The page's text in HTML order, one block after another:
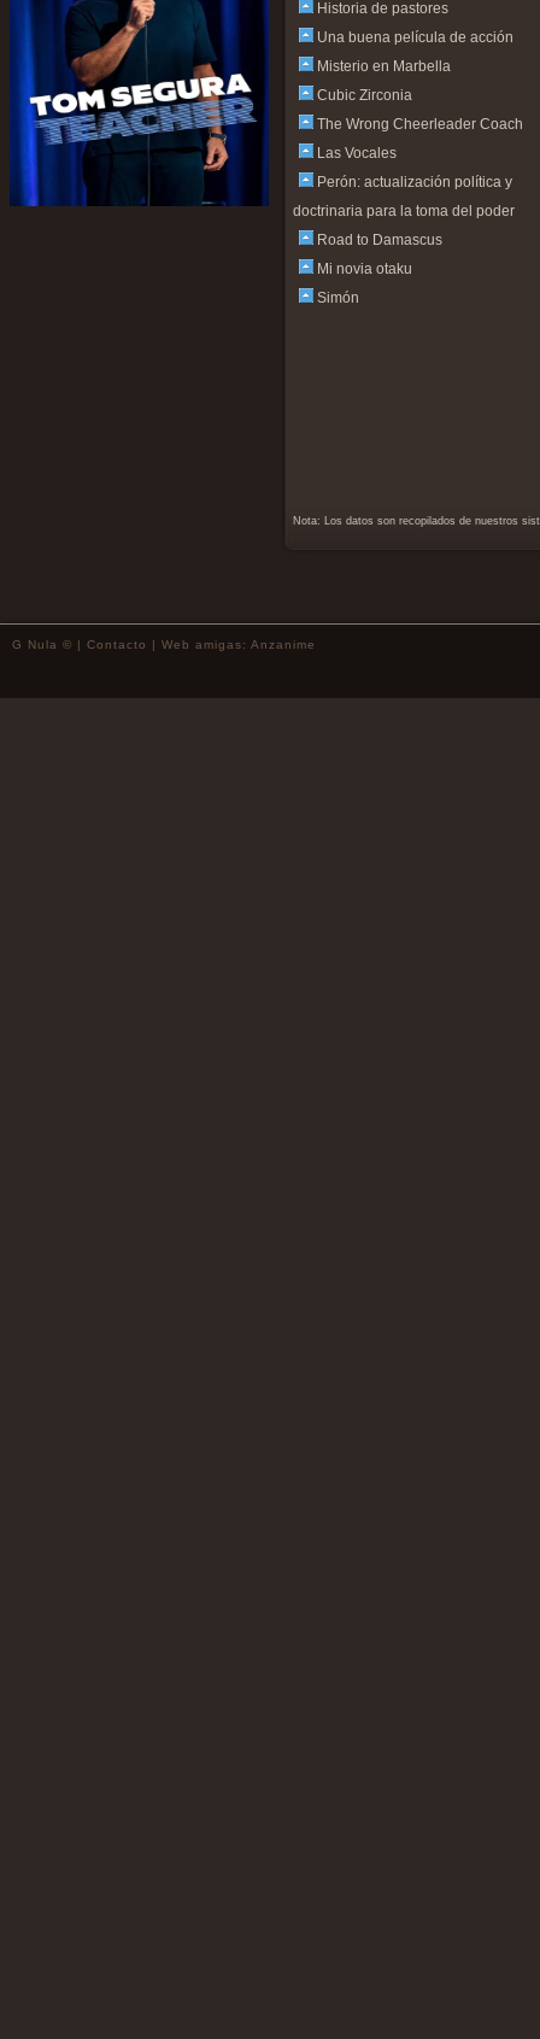
Historia de pastores
Una buena película de acción
Misterio en Marbella
Cubic Zirconia
The Wrong Cheerleader Coach
Las Vocales
Perón: actualización política y
doctrinaria para la toma del poder
Road to Damascus
Mi novia otaku
Simón
Nota: Los datos son recopilados de nuestros
G Nula © | Contacto | Web amigas: Anzanime